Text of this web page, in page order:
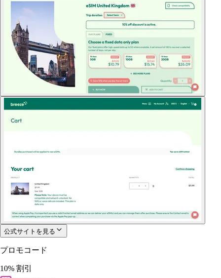
公式サイトを見る
プロモコード
10% 割引